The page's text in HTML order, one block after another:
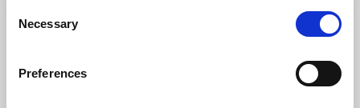
Selection
Necessary
Preferences